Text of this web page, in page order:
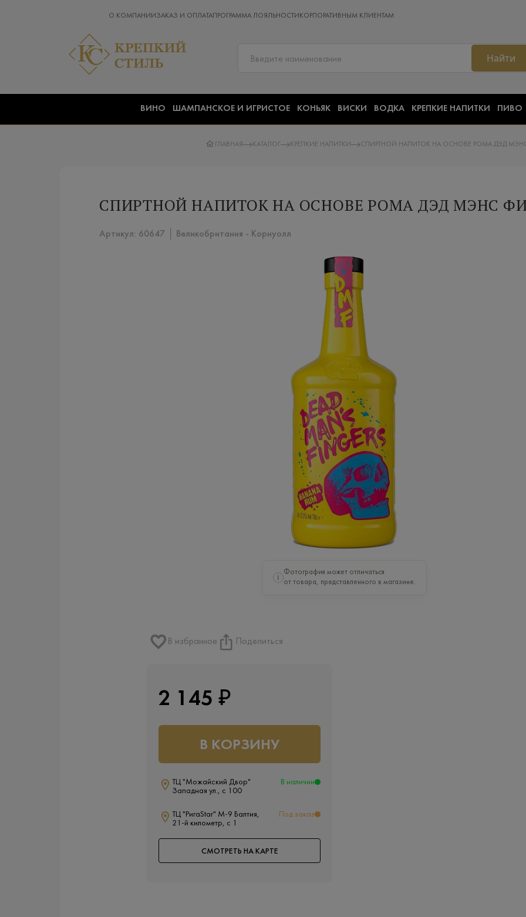
О КОМПАНИИ ЗАКАЗ И ОПЛАТАПРОГРАММА ЛОЯЛЬНОСТИ КОРПОРАТИВНЫМ КЛИЕНТАМ
Найти
ВИНО ШАМПАНСКОЕ И ИГРИСТОЕ КОНЬЯК ВИСКИ ВОДКА КРЕПКИЕ НАПИТКИ ПИВО
ГЛАВНАЯ КАТАЛОГ КРЕПКИЕ НАПИТКИ СПИРТНОЙ НАПИТОК НА ОСНОВЕ РОМА ДЭД
СПИРТНОЙ НАПИТОК НА ОСНОВЕ РОМА ДЭД МЭНС
Артикул: 60647 │ Великобритания - Корнуолл
i
Фотография может отличаться
от товара, представленного в магазине.
В избранное Поделиться
2 145 ₽
В КОРЗИНУ
ТЦ "Можайский Двор"
Западная ул., с 100
В наличии
ТЦ "РигаStar" М-9 Балтия,
21-й километр, с 1
Под заказ
СМОТРЕТЬ НА КАРТЕ